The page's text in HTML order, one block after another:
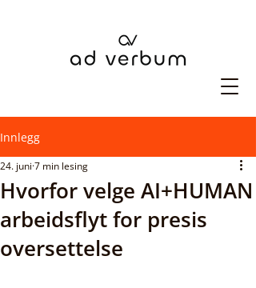
Innlegg
Hvorfor velge AI+HUMAN
arbeidsflyt for presis
oversettelse
24. juni 7 min lesing